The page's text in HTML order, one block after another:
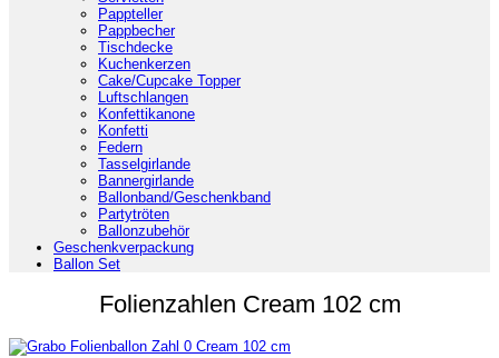
Pappteller
Pappbecher
Tischdecke
Kuchenkerzen
Cake/Cupcake Topper
Luftschlangen
Konfettikanone
Konfetti
Federn
Tasselgirlande
Bannergirlande
Ballonband/Geschenkband
Partytröten
Ballonzubehör
Geschenkverpackung
Ballon Set
Folienzahlen Cream 102 cm